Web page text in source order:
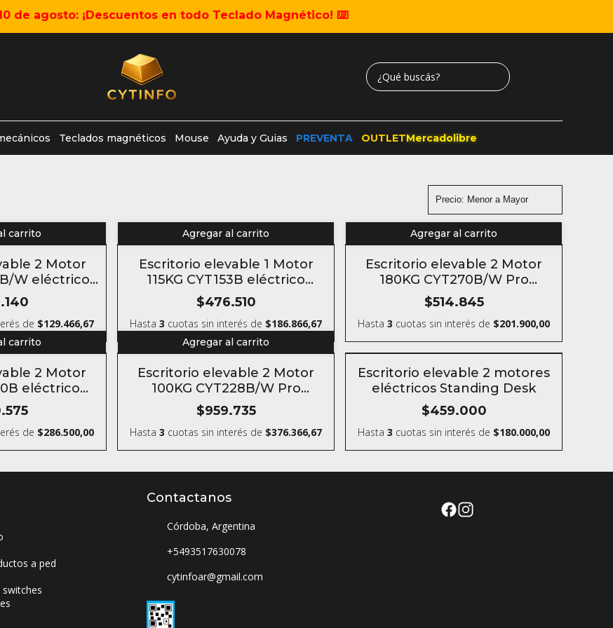
de agosto: ¡Descuentos en todo Teclado Magnético! ⌨️
Teclados magnéticos Mouse Ayuda y Guias PREVENTA OUTLETMercadolibre
carrito
2 Motor
W eléctrico
desk
de $129.466,67
Agregar al carrito
Escritorio elevable 1 Motor
115KG CYT153B eléctrico
Standing desk
$476.510
Hasta 3 cuotas sin interés de $186.866,67
Agregar al carrito
Escritorio elevable 2 Motor
180KG CYT270B/W Pro
eléctrico Standing desk
$514.845
Hasta 3 cuotas sin interés de $201.900,00
carrito
2 Motor
eléctrico
desk
de $286.500,00
Agregar al carrito
Escritorio elevable 2 Motor
100KG CYT228B/W Pro
eléctrico Standing desk
$959.735
Hasta 3 cuotas sin interés de $376.366,67
SIN STOCK
Escritorio elevable 2 motores
eléctricos Standing Desk
$459.000
Hasta 3 cuotas sin interés de $180.000,00
a ped
Contactanos
Córdoba, Argentina
+5493517630078
cytinfoar@gmail.com